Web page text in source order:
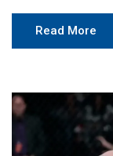
Read More